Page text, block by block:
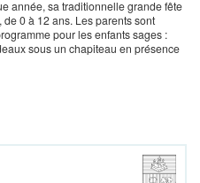
année, sa traditionnelle grande fête
0 à 12 ans. Les parents sont
pour les enfants sages :
sous un chapiteau en présence